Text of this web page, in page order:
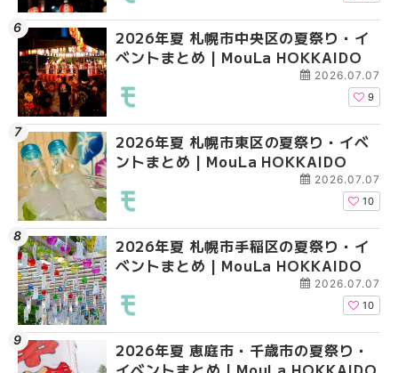
2026年夏 札幌市中央区の夏祭り・イ
ベントまとめ | MouLa HOKKAIDO
2026.07.07
9
2026年夏 札幌市東区の夏祭り・イベ
ントまとめ | MouLa HOKKAIDO
2026.07.07
10
2026年夏 札幌市手稲区の夏祭り・イ
ベントまとめ | MouLa HOKKAIDO
2026.07.07
10
2026年夏 恵庭市・千歳市の夏祭り・
2026年夏 札幌市清田
ベントまとめ |
2026年夏 札幌市手稲
ベントまとめ |
2026年夏 札幌市南区
ントまとめ | MouLa
2026年夏 札幌市中央
2026年夏 札幌市手稲
ベントまとめ |
2026年夏 札幌市豊平
ベントまとめ |
2026年夏 札幌市東区
ントまとめ | MouLa
2026年夏 札幌市南区